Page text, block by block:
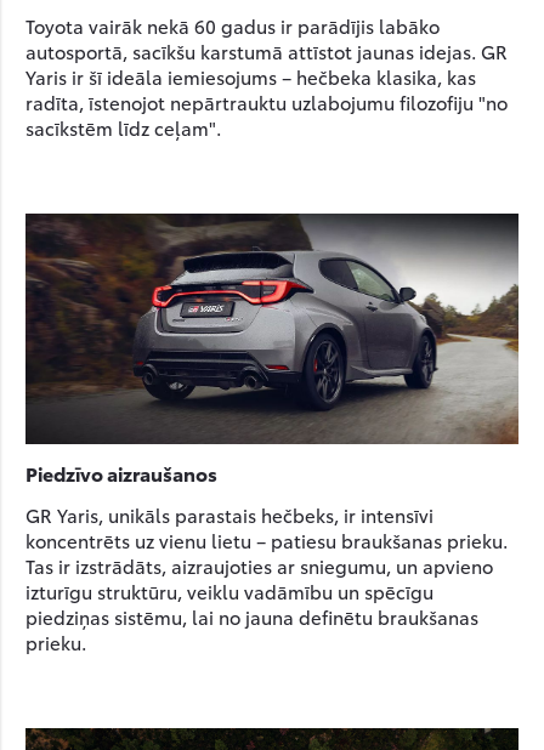
Toyota vairāk nekā 60 gadus ir parādījis labāko
autosportā, sacīkšu karstumā attīstot jaunas idejas. GR
Yaris ir šī ideāla iemiesojums – hečbeka klasika, kas
radīta, īstenojot nepārtrauktu uzlabojumu filozofiju "no
sacīkstēm līdz ceļam".
Piedzīvo aizraušanos
GR Yaris, unikāls parastais hečbeks, ir intensīvi
koncentrēts uz vienu lietu – patiesu braukšanas prieku.
Tas ir izstrādāts, aizraujoties ar sniegumu, un apvieno
izturīgu struktūru, veiklu vadāmību un spēcīgu
piedziņas sistēmu, lai no jauna definētu braukšanas
prieku.